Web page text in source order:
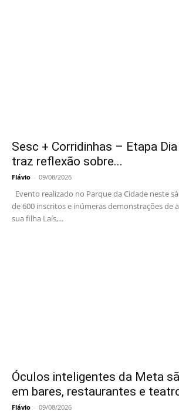
Sesc + Corridinhas – Etapa
traz reflexão sobre...
Flávio - 09/08/2026
Evento realizado no Parque da Cidade neste
de 600 inscritos e inúmeras demonstrações de
sua filha Laís,...
Óculos inteligentes da Meta
em bares, restaurantes e
Flávio - 09/08/2026